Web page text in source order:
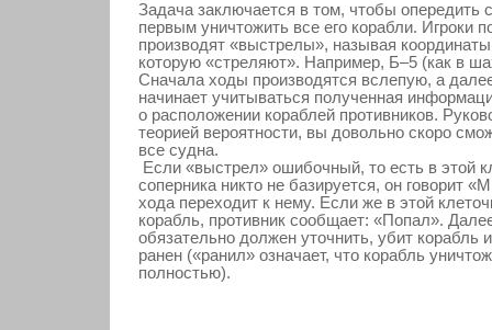
Задача заключается в том, чтобы опередить
первым уничтожить все его корабли. Игроки
производят «выстрелы», называя
которую «стреляют». Например, Б–5 (как в
Сначала ходы производятся вслепую, а
начинает учитываться полученная
о расположении кораблей противников.
теорией вероятности, вы довольно скоро
все судна.
Если «выстрел» ошибочный, то есть в этой
соперника никто не базируется, он говорит
хода переходит к нему. Если же в этой
корабль, противник сообщает: «Попал».
обязательно должен уточнить, убит корабль
ранен («ранил» означает, что корабль
полностью).